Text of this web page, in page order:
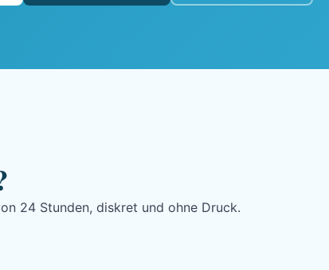
24 Stunden, diskret und ohne Druck.